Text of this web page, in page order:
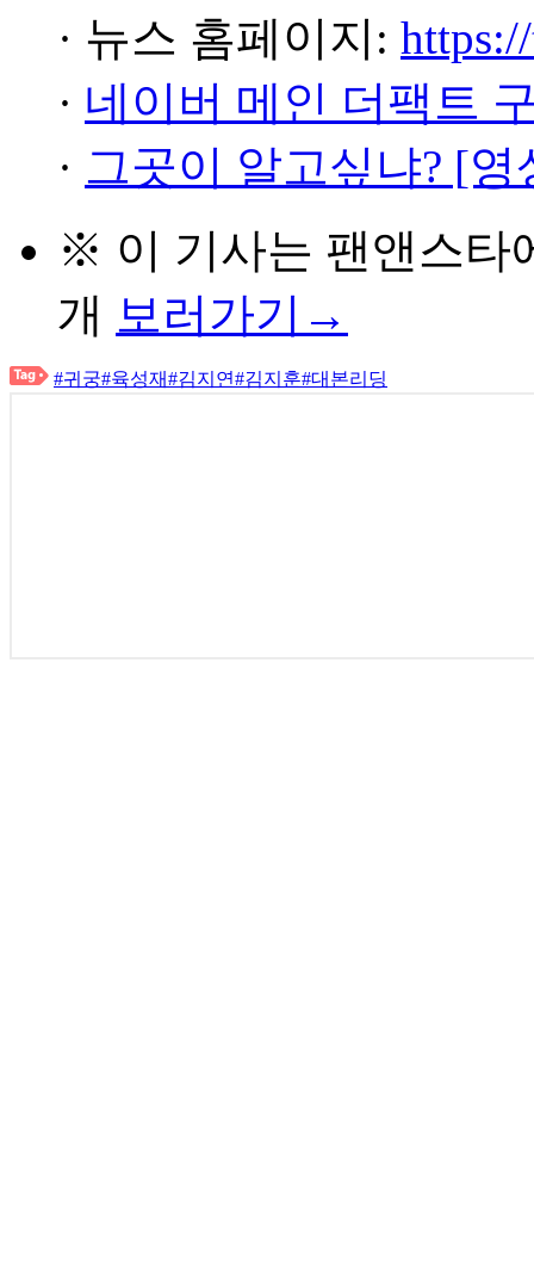
· 뉴스 홈페이지:
· 네이버 메인 더팩트
· 그곳이 알고싶냐? [
※ 이 기사는 팬앤스타
개 보러가기→
#귀궁#육성재#김지연#김지훈#대본리딩